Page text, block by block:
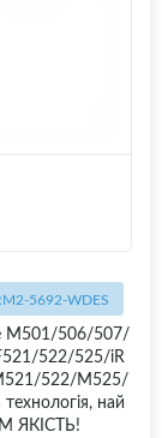
5692-WDES
M501/506/507/
522/525/iR
522/M525/
най
ЯКІСТЬ!